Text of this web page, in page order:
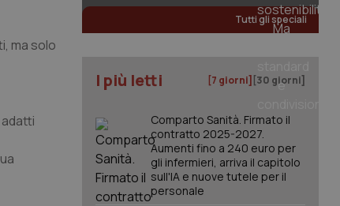
ma solo
Tutti gli speciali
I più letti [7 giorni] [30 giorni]
Comparto Sanità. Firmato il
contratto 2025-2027.
Aumenti fino a 240 euro per
gli infermieri, arriva il capitolo
sull'IA e nuove tutele per il
personale